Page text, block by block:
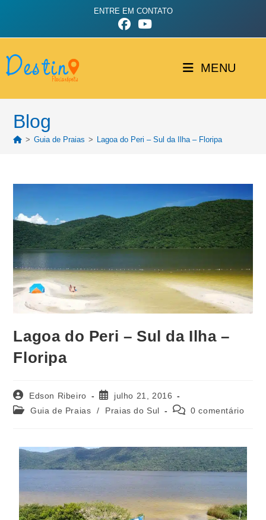
ENTRE EM CONTATO
MENU
Blog
> Guia de Praias > Lagoa do Peri – Sul da Ilha – Floripa
Lagoa do Peri – Sul da Ilha –
Floripa
Edson Ribeiro
julho 21, 2016
Guia de Praias
/ Praias do Sul 0 comentário